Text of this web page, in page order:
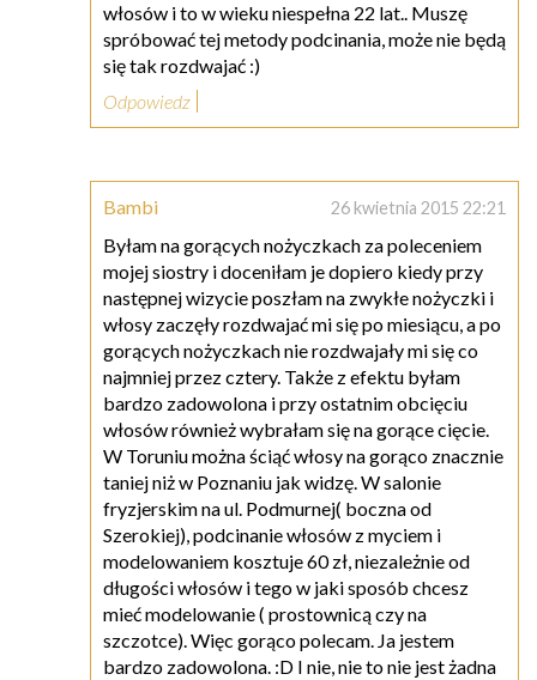
włosów i to w wieku niespełna 22 lat.. Muszę
spróbować tej metody podcinania, może nie będą
się tak rozdwajać :)
Odpowiedz
Bambi 26 kwietnia 2015 22:21
Byłam na gorących nożyczkach za poleceniem
mojej siostry i doceniłam je dopiero kiedy przy
następnej wizycie poszłam na zwykłe nożyczki i
włosy zaczęły rozdwajać mi się po miesiącu, a po
gorących nożyczkach nie rozdwajały mi się co
najmniej przez cztery. Także z efektu byłam
bardzo zadowolona i przy ostatnim obcięciu
włosów również wybrałam się na gorące cięcie.
W Toruniu można ściąć włosy na gorąco znacznie
taniej niż w Poznaniu jak widzę. W salonie
fryzjerskim na ul. Podmurnej( boczna od
Szerokiej), podcinanie włosów z myciem i
modelowaniem kosztuje 60 zł, niezależnie od
długości włosów i tego w jaki sposób chcesz
mieć modelowanie ( prostownicą czy na
szczotce). Więc gorąco polecam. Ja jestem
bardzo zadowolona. :D I nie, nie to nie jest żadna